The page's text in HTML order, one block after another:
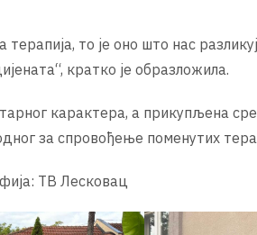
то је оно што нас
кратко је образложила.
карактера, а прикупљена
за спровођење поменутих
ТВ Лесковац